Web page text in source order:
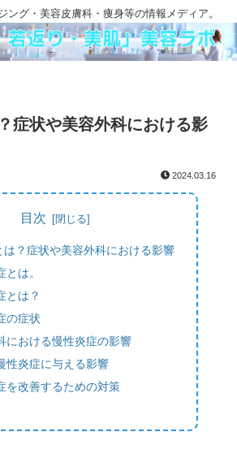
ング・美容皮膚科・痩身等の情報メディア。
症状や美容外科における影
2024.03.16
目次
は？症状や美容外科における影響
とは。
とは？
の症状
における慢性炎症の影響
性炎症に与える影響
を改善するための対策